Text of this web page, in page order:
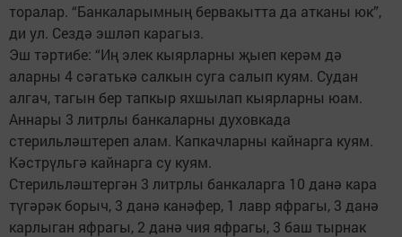
торалар. “Банкаларымның бервакытта да атканы юк”,
ди ул. Сездә эшләп карагыз.
Эш тәртибе: “Иң элек кыярларны җыеп керәм дә
аларны 4 сәгатькә салкын суга салып куям. Судан
алгач, тагын бер тапкыр яхшылап кыярларны юам.
Аннары 3 литрлы банкаларны духовкада
стерильләштереп алам. Капкачларны кайнарга куям.
Кәс­трүльгә кайнарга су куям.
Стерильләштергән 3 литрлы банкаларга 10 данә кара
түгәрәк борыч, 3 данә канәфер, 1 лавр яфрагы, 3 данә
карлыган яфрагы, 2 данә чия яфрагы, 3 баш тырнак